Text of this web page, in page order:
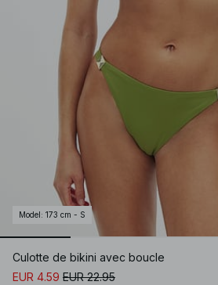
Model : 173 cm - S
Culotte de bikini avec boucle
EUR 4.59 EUR 22.95